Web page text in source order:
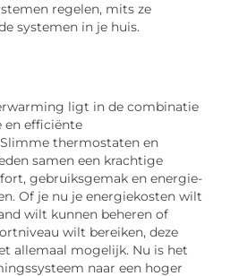
regelen, mits ze
systemen in je huis.
ligt in de combinatie
en efficiënte
thermostaten en
samen een krachtige
gebruiksgemak en energie-
Of je nu je energiekosten wilt
wilt kunnen beheren of
wilt bereiken, deze
allemaal mogelijk. Nu is het
naar een hoger